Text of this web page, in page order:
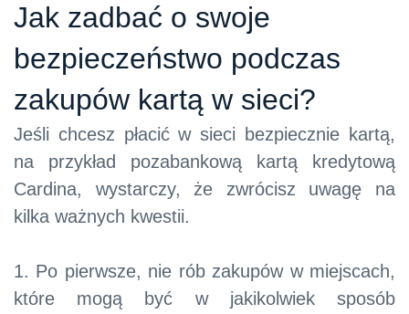
Jak zadbać o swoje
bezpieczeństwo podczas
zakupów kartą w sieci?
Jeśli chcesz płacić w sieci bezpiecznie kartą,
na przykład pozabankową kartą kredytową
Cardina, wystarczy, że zwrócisz uwagę na
kilka ważnych kwestii.
1. Po pierwsze, nie rób zakupów w miejscach,
które mogą być w jakikolwiek sposób